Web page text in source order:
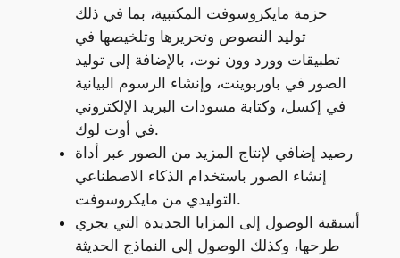
حزمة مايكروسوفت المكتبية، بما في ذلك
توليد النصوص وتحريرها وتلخيصها في
تطبيقات وورد وون نوت، بالإضافة إلى توليد
الصور في باوربوينت، وإنشاء الرسوم البيانية
في إكسل، وكتابة مسودات البريد الإلكتروني
في أوت لوك.
رصيد إضافي لإنتاج المزيد من الصور عبر أداة
إنشاء الصور باستخدام الذكاء الاصطناعي
التوليدي من مايكروسوفت.
أسبقية الوصول إلى المزايا الجديدة التي يجري
طرحها، وكذلك الوصول إلى النماذج الحديثة